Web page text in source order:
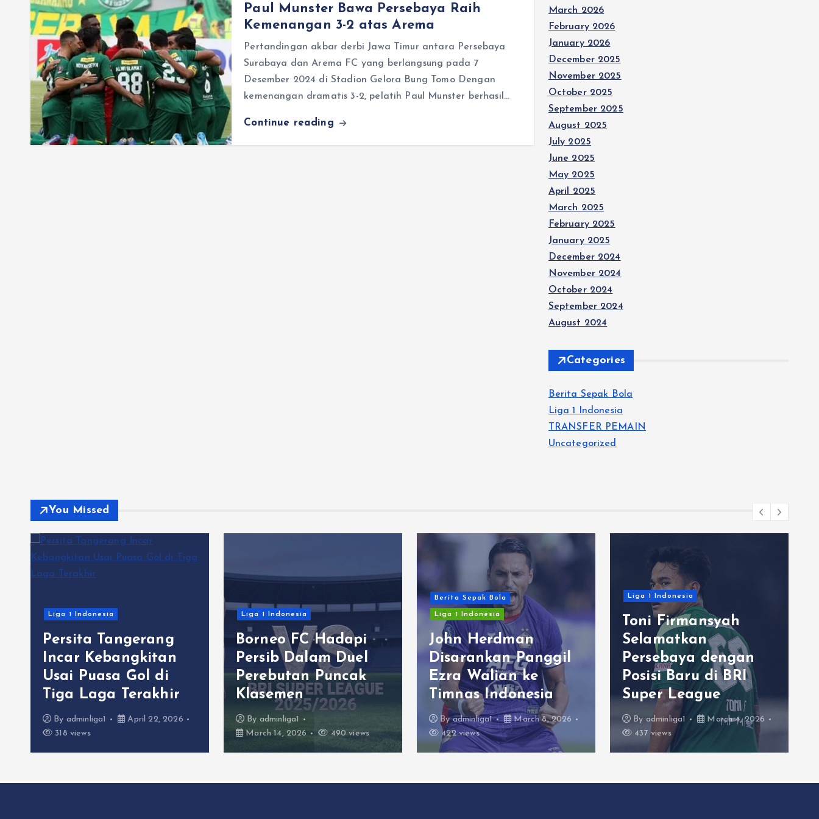
Paul Munster Bawa Persebaya Raih
Kemenangan 3-2 atas Arema
Pertandingan akbar derbi Jawa Timur antara Persebaya
Surabaya dan Arema FC yang berlangsung pada 7
Desember 2024 di Stadion Gelora Bung Tomo Dengan
kemenangan dramatis 3-2, pelatih Paul Munster berhasil…
Continue reading
March 2026
February 2026
January 2026
December 2025
November 2025
October 2025
September 2025
August 2025
July 2025
June 2025
May 2025
April 2025
March 2025
February 2025
January 2025
December 2024
November 2024
October 2024
September 2024
August 2024
Categories
Berita Sepak Bola
Liga 1 Indonesia
TRANSFER PEMAIN
Uncategorized
You Missed
Liga 1 Indonesia
Persita Tangerang
Incar Kebangkitan
Usai Puasa Gol di
Tiga Laga Terakhir
By adminliga1
April 22, 2026
318 views
Liga 1 Indonesia
Borneo FC Hadapi
Persib Dalam Duel
Perebutan Puncak
Klasemen
By adminliga1
March 14, 2026
490 views
Berita Sepak Bola
Liga 1 Indonesia
John Herdman
Disarankan Panggil
Ezra Walian ke
Timnas Indonesia
Byadminliga1
March 8, 2026
422 views
Liga 1 Indonesia
Toni Firmansyah
Selamatkan
Persebaya dengan
Posisi Baru di BRI
Super League
By adminliga1
March 4, 2026
437 views